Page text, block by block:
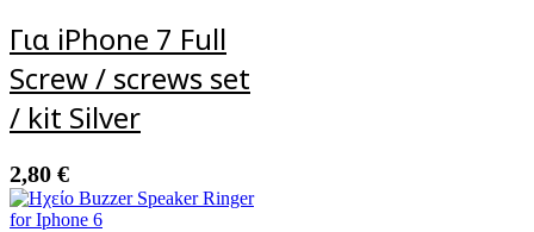
Για iPhone 7 Full
Screw / screws set
/ kit Silver
2,80 €